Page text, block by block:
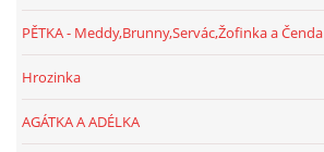
PĚTKA - Meddy,Brunny,Servác,Žofinka a Čenda
Hrozinka
AGÁTKA A ADÉLKA